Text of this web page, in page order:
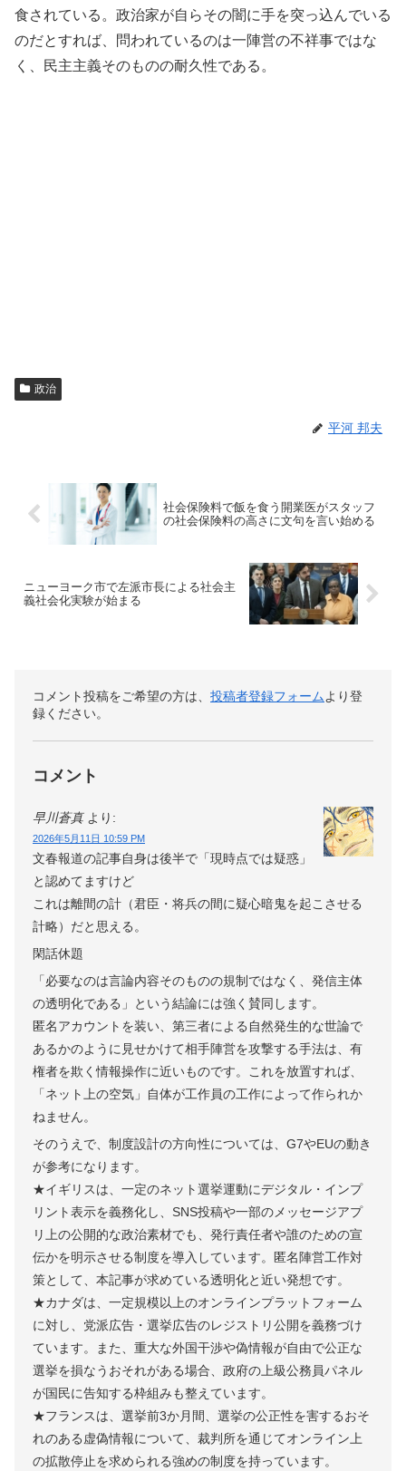
食されている。政治家が自らその闇に手を突っ込んでいる
のだとすれば、問われているのは一陣営の不祥事ではな
く、民主主義そのものの耐久性である。
政治
平河 邦夫
社会保険料で飯を食う開業医がスタッフ
の社会保険料の高さに文句を言い始める
ニューヨーク市で左派市長による社会主
義社会化実験が始まる
コメント投稿をご希望の方は、 投稿者登録フォームより登
録ください。
コメント
早川蒼真 より:
2026年5月11日 10:59 PM
文春報道の記事自身は後半で「現時点では疑惑」
と認めてますけど
これは離間の計（君臣・将兵の間に疑心暗鬼を起こさせる
計略）だと思える。
閑話休題
「必要なのは言論内容そのものの規制ではなく、発信主体
の透明化である」という結論には強く賛同します。
匿名アカウントを装い、第三者による自然発生的な世論で
あるかのように見せかけて相手陣営を攻撃する手法は、有
権者を欺く情報操作に近いものです。これを放置すれば、
「ネット上の空気」自体が工作員の工作によって作られか
ねません。
そのうえで、制度設計の方向性については、G7やEUの動き
が参考になります。
★イギリスは、一定のネット選挙運動にデジタル・インプ
リント表示を義務化し、SNS投稿や一部のメッセージアプ
リ上の公開的な政治素材でも、発行責任者や誰のための宣
伝かを明示させる制度を導入しています。匿名陣営工作対
策として、本記事が求めている透明化と近い発想です。
★カナダは、一定規模以上のオンラインプラットフォーム
に対し、党派広告・選挙広告のレジストリ公開を義務づけ
ています。また、重大な外国干渉や偽情報が自由で公正な
選挙を損なうおそれがある場合、政府の上級公務員パネル
が国民に告知する枠組みも整えています。
★フランスは、選挙前3か月間、選挙の公正性を害するおそ
れのある虚偽情報について、裁判所を通じてオンライン上
の拡散停止を求められる強めの制度を持っています。